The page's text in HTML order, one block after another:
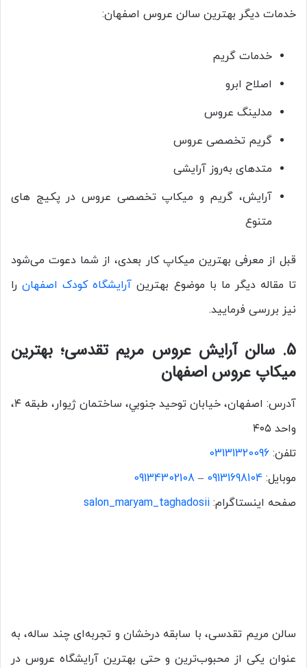
خدمات دیگر بهترین سالن عروس اصفهان:
خدمات گریم
اصلاح ابرو
مدلینگ عروس
گریم تخصصی عروس
متدهای به‌روز آرایشی
آرایش، گریم و میکاپ تخصصی عروس در پکیج های
متنوع
قبل از معرفی بهترین میکاپ کار بعدی، از شما دعوت می‌شود
تا مقاله دیگر ما با موضوع بهترین آرایشگاه کودک اصفهانرا
نیز بررسی فرمایید.
5. سالن آرایش عروس مریم تقدسی؛ بهترین
میکاپ عروس اصفهان
آدرس: اصفهان، خیابان توحيد جنوبي، ساختمان ژیوار، طبقه ۴،
واحد ۴۰۵
تلفن: 03131320096
موبایل: 09131698104
–
09134302108
صفحه اینستاگرام: salon_maryam_taghadosii
سالن مریم تقدسی، با سابقه درخشان و تجربه‌ای چند ساله، به
عنوان یکی از محبوب‌ترین و حتی بهترین آرایشگاه عروس در